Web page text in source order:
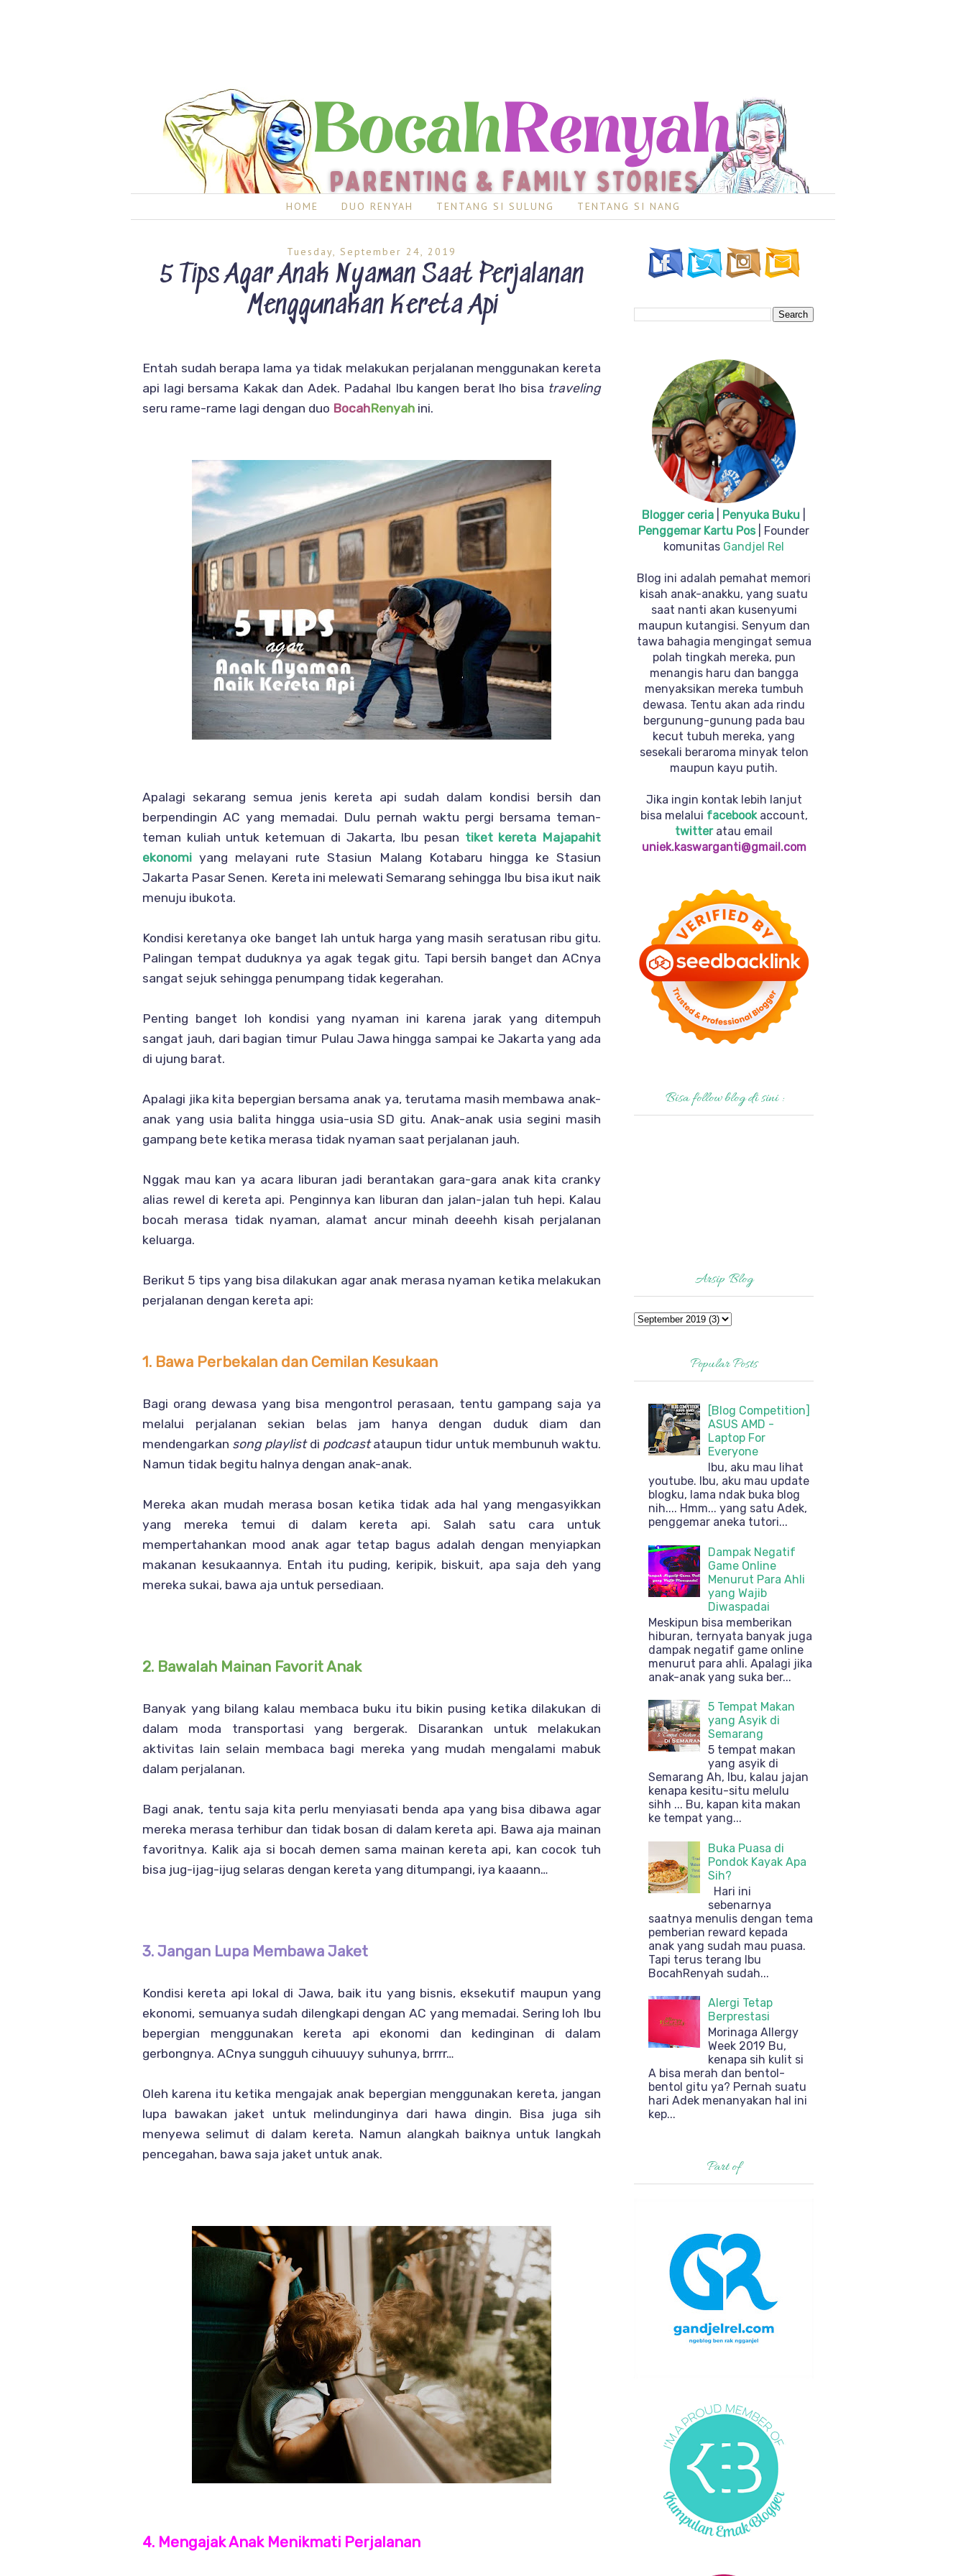
HOME DUO RENYAH TENTANG SI SULUNG TENTANG SI NANG
Tuesday, September 24, 2019
5 Tips Agar Anak Nyaman Saat Perjalanan
Menggunakan Kereta Api
Entah sudah berapa lama ya tidak melakukan perjalanan menggunakan kereta
api lagi bersama Kakak dan Adek. Padahal Ibu kangen berat lho bisa traveling
seru rame-rame lagi dengan duo BocahRenyah ini.
Apalagi sekarang semua jenis kereta api sudah dalam kondisi bersih dan
berpendingin AC yang memadai. Dulu pernah waktu pergi bersama teman-
teman kuliah untuk ketemuan di Jakarta, Ibu pesan tiket kereta Majapahit
ekonomi yang melayani rute Stasiun Malang Kotabaru hingga ke Stasiun
Jakarta Pasar Senen. Kereta ini melewati Semarang sehingga Ibu bisa ikut naik
menuju ibukota.
Kondisi keretanya oke banget lah untuk harga yang masih seratusan ribu gitu.
Palingan tempat duduknya ya agak tegak gitu. Tapi bersih banget dan ACnya
sangat sejuk sehingga penumpang tidak kegerahan.
Penting banget loh kondisi yang nyaman ini karena jarak yang ditempuh
sangat jauh, dari bagian timur Pulau Jawa hingga sampai ke Jakarta yang ada
di ujung barat.
Apalagi jika kita bepergian bersama anak ya, terutama masih membawa anak-
anak yang usia balita hingga usia-usia SD gitu. Anak-anak usia segini masih
gampang bete ketika merasa tidak nyaman saat perjalanan jauh.
Nggak mau kan ya acara liburan jadi berantakan gara-gara anak kita cranky
alias rewel di kereta api. Penginnya kan liburan dan jalan-jalan tuh hepi. Kalau
bocah merasa tidak nyaman, alamat ancur minah deeehh kisah perjalanan
keluarga.
Berikut 5 tips yang bisa dilakukan agar anak merasa nyaman ketika melakukan
perjalanan dengan kereta api:
1. Bawa Perbekalan dan Cemilan Kesukaan
Bagi orang dewasa yang bisa mengontrol perasaan, tentu gampang saja ya
melalui perjalanan sekian belas jam hanya dengan duduk diam dan
mendengarkan song playlistdi podcastataupun tidur untuk membunuh waktu.
Namun tidak begitu halnya dengan anak-anak.
Mereka akan mudah merasa bosan ketika tidak ada hal yang mengasyikkan
yang mereka temui di dalam kereta api. Salah satu cara untuk
mempertahankan mood anak agar tetap bagus adalah dengan menyiapkan
makanan kesukaannya. Entah itu puding, keripik, biskuit, apa saja deh yang
mereka sukai, bawa aja untuk persediaan.
2. Bawalah Mainan Favorit Anak
Banyak yang bilang kalau membaca buku itu bikin pusing ketika dilakukan di
dalam moda transportasi yang bergerak. Disarankan untuk melakukan
aktivitas lain selain membaca bagi mereka yang mudah mengalami mabuk
dalam perjalanan.
Bagi anak, tentu saja kita perlu menyiasati benda apa yang bisa dibawa agar
mereka merasa terhibur dan tidak bosan di dalam kereta api. Bawa aja mainan
favoritnya. Kalik aja si bocah demen sama mainan kereta api, kan cocok tuh
bisa jug-ijag-ijug selaras dengan kereta yang ditumpangi, iya kaaann…
3. Jangan Lupa Membawa Jaket
Kondisi kereta api lokal di Jawa, baik itu yang bisnis, eksekutif maupun yang
ekonomi, semuanya sudah dilengkapi dengan AC yang memadai. Sering loh Ibu
bepergian menggunakan kereta api ekonomi dan kedinginan di dalam
gerbongnya. ACnya sungguh cihuuuyy suhunya, brrrr…
Oleh karena itu ketika mengajak anak bepergian menggunakan kereta, jangan
lupa bawakan jaket untuk melindunginya dari hawa dingin. Bisa juga sih
menyewa selimut di dalam kereta. Namun alangkah baiknya untuk langkah
pencegahan, bawa saja jaket untuk anak.
4. Mengajak Anak Menikmati Perjalanan
Blogger ceria Penyuka Buku
Penggemar Kartu Pos
| Founder
komunitas Gandjel Rel
Blog ini adalah pemahat memori
kisah anak-anakku, yang suatu
saat nanti akan kusenyumi
maupun kutangisi. Senyum dan
tawa bahagia mengingat semua
polah tingkah mereka, pun
menangis haru dan bangga
menyaksikan mereka tumbuh
dewasa. Tentu akan ada rindu
bergunung-gunung pada bau
kecut tubuh mereka, yang
sesekali beraroma minyak telon
maupun kayu putih.
Jika ingin kontak lebih lanjut
bisa melalui facebook account,
twitteratau email
uniek.kaswarganti@gmail.com
Bisa follow blog di sini :
Arsip Blog
Popular Posts
[Blog Competition]
ASUS AMD -
Laptop For
Everyone
Ibu, aku mau lihat
youtube. Ibu, aku mau update
blogku, lama ndak buka blog
nih.... Hmm... yang satu Adek,
penggemar aneka tutori...
Dampak Negatif
Game Online
Menurut Para Ahli
yang Wajib
Diwaspadai
Meskipun bisa memberikan
hiburan, ternyata banyak juga
dampak negatif game online
menurut para ahli. Apalagi jika
anak-anak yang suka ber...
5 Tempat Makan
yang Asyik di
Semarang
5 tempat makan
yang asyik di
Semarang Ah, Ibu, kalau jajan
kenapa kesitu-situ melulu
sihh ... Bu, kapan kita makan
ke tempat yang...
Buka Puasa di
Pondok Kayak Apa
Sih?
Hari ini
sebenarnya
saatnya menulis dengan tema
pemberian reward kepada
anak yang sudah mau puasa.
Tapi terus terang Ibu
BocahRenyah sudah...
Alergi Tetap
Berprestasi
Morinaga Allergy
Week 2019 Bu,
kenapa sih kulit si
A bisa merah dan bentol-
bentol gitu ya? Pernah suatu
hari Adek menanyakan hal ini
kep...
Part of